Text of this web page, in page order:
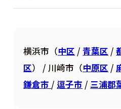
富町仲通 / 福富町東通 /
/ 本牧原 / 本牧ふ頭 / 本
牧緑ケ丘 / 本牧宮原 / 本
牧町 / 真砂町 / 松影町 /
横浜市（中区 /青葉区 /
区） / 川崎市（中原区 /
鎌倉市 / 逗子市 / 三浦郡